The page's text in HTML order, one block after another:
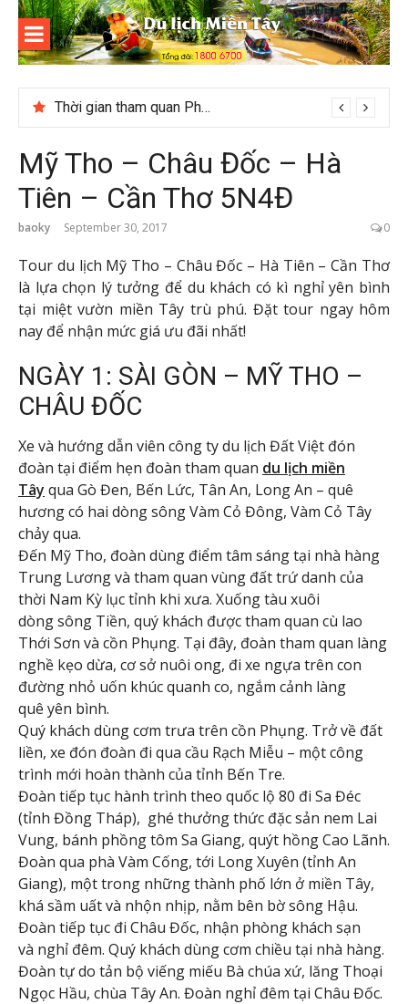
Skip
content
Du lịch
Miền Tây
Cuối năm có nên đi du lịch Phú Quốc không?
Mỹ Tho – Châu Đốc – Hà
Tiên – Cần Thơ 5N4Đ
baoky September 30, 2017 0
Tour du lịch Mỹ Tho – Châu Đốc – Hà Tiên – Cần Thơ
là lựa chọn lý tưởng để du khách có kì nghỉ yên bình
tại miệt vườn miền Tây trù phú. Đặt tour ngay hôm
nay để nhận mức giá ưu đãi nhất!
NGÀY 1: SÀI GÒN – MỸ THO –
CHÂU ĐỐC
Xe và hướng dẫn viên công ty du lịch Đất Việt đón
đoàn tại điểm hẹn đoàn tham quan du lịch miền
Tây qua Gò Đen, Bến Lức, Tân An, Long An – quê
hương có hai dòng sông Vàm Cỏ Đông, Vàm Cỏ Tây
chảy qua.
Đến Mỹ Tho, đoàn dùng điểm tâm sáng tại nhà hàng
Trung Lương và tham quan vùng đất trứ danh của
thời Nam Kỳ lục tỉnh khi xưa. Xuống tàu xuôi
dòng sông Tiền, quý khách được tham quan cù lao
Thới Sơn và cồn Phụng. Tại đây, đoàn tham quan làng
nghề kẹo dừa, cơ sở nuôi ong, đi xe ngựa trên con
đường nhỏ uốn khúc quanh co, ngắm cảnh làng
quê yên bình.
Quý khách dùng cơm trưa trên cồn Phụng. Trở về đất
liền, xe đón đoàn đi qua cầu Rạch Miễu – một công
trình mới hoàn thành của tỉnh Bến Tre.
Đoàn tiếp tục hành trình theo quốc lộ 80 đi Sa Đéc
(tỉnh Đồng Tháp), ghé thưởng thức đặc sản nem Lai
Vung, bánh phồng tôm Sa Giang, quýt hồng Cao Lãnh.
Đoàn qua phà Vàm Cống, tới Long Xuyên (tỉnh An
Giang), một trong những thành phố lớn ở miền Tây,
khá sầm uất và nhộn nhịp, nằm bên bờ sông Hậu.
Đoàn tiếp tục đi Châu Đốc, nhận phòng khách sạn
và nghỉ đêm. Quý khách dùng cơm chiều tại nhà hàng.
Đoàn tự do tản bộ viếng miếu Bà chúa xứ, lăng Thoại
Ngọc Hầu, chùa Tây An. Đoàn nghỉ đêm tại Châu Đốc.